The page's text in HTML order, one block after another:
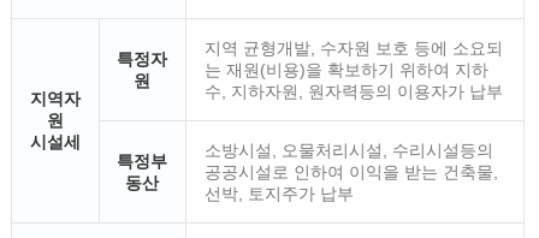
지역자
원
시설세
특정자
원
지역 균형개발, 수자원 보호 등에 소요되
는 재원(비용)을 확보하기 위하여 지하
수, 지하자원, 원자력등의 이용자가 납부
특정부
동산
소방시설, 오물처리시설, 수리시설등의
공공시설로 인하여 이익을 받는 건축물,
선박, 토지주가 납부